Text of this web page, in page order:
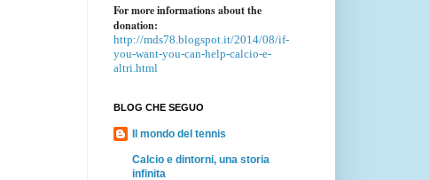
For more informations about the
donation:
http://mds78.blogspot.it/2014/08/if-
you-want-you-can-help-calcio-e-
altri.html
BLOG CHE SEGUO
Il mondo del tennis
Calcio e dintorni, una storia
infinita